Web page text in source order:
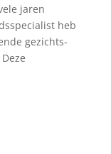
jaren
heb
gezichts-